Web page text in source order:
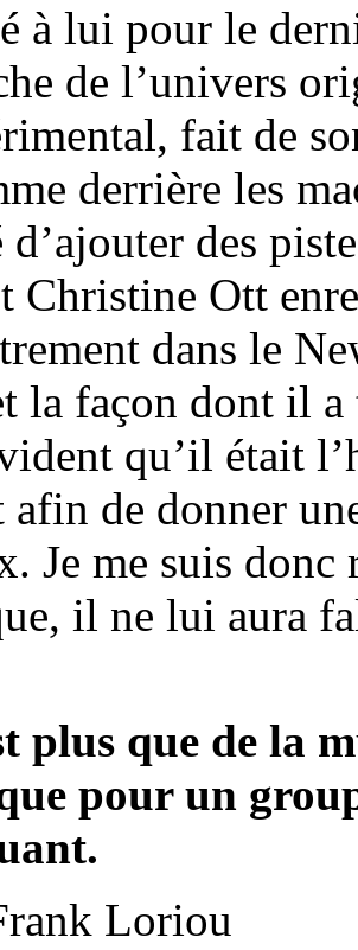
à lui pour le
de l’univers
fait de
derrière les
d’ajouter des
Christine Ott
dans le
la façon dont il a
qu’il était
afin de donner
Je me suis donc
il ne lui aura
plus que de la
pour un
Loriou